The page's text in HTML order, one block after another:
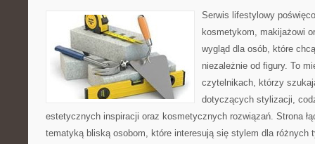
Serwis lifestylowy
kosmetykom, makijażowi
wygląd dla osób, które
niezależnie od figury. To
czytelnikach, którzy
dotyczących stylizacji,
estetycznych inspiracji oraz kosmetycznych rozwiązań. Strona
tematyką bliską osobom, które interesują się stylem dla różnych